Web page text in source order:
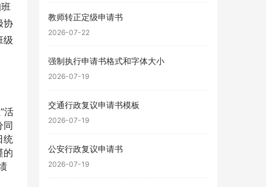
协
级
活
同
统
的
教师转正定级申请书
2026-07-22
强制执行申请书格式和字体大小
2026-07-19
交通行政复议申请书模板
2026-07-19
公安行政复议申请书
2026-07-19